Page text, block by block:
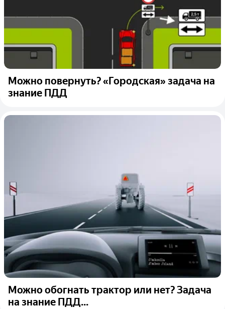
Можно повернуть? «Городская» задача на
знание ПДД
Можно обогнать трактор или нет? Задача
на знание ПДД...